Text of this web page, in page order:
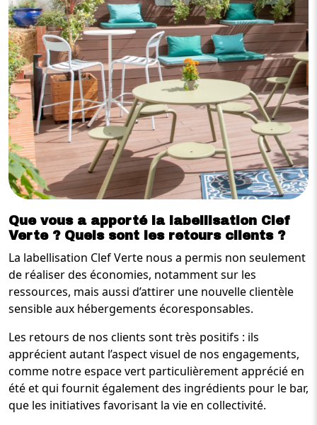
Que vous a apporté la labellisation Clef
Verte ? Quels sont les retours clients ?
La labellisation Clef Verte nous a permis non seulement
de réaliser des économies, notamment sur les
ressources, mais aussi d’attirer une nouvelle clientèle
sensible aux hébergements écoresponsables.
Les retours de nos clients sont très positifs : ils
apprécient autant l’aspect visuel de nos engagements,
comme notre espace vert particulièrement apprécié en
été et qui fournit également des ingrédients pour le bar,
que les initiatives favorisant la vie en collectivité.